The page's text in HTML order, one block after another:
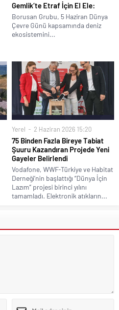
Gemlik’te Etraf İçin El Ele:
Borusan Grubu, 5 Haziran Dünya
Çevre Günü kapsamında deniz
ekosistemini...
Yerel 2 Haziran 2026 15:20
75 Binden Fazla Bireye Tabiat
Şuuru Kazandıran Projede Yeni
Gayeler Belirlendi
Vodafone, WWF-Türkiye ve Habitat
Derneği’nin başlattığı “Dünya İçin
Lazım” projesi birinci yılını
tamamladı. Elektronik atıkların...